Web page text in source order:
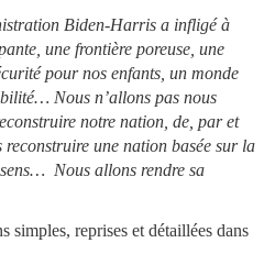
Biden-Harris a infligé à
une frontière poreuse, une
pour nos enfants, un monde
Nous n’allons pas nous
notre nation, de, par et
une nation basée sur la
Nous allons rendre sa
simples, reprises et détaillées dans